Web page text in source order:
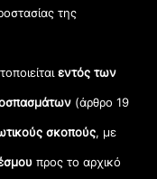
της
εντός των
(άρθρο 19
σκοπούς, με
προς το αρχικό